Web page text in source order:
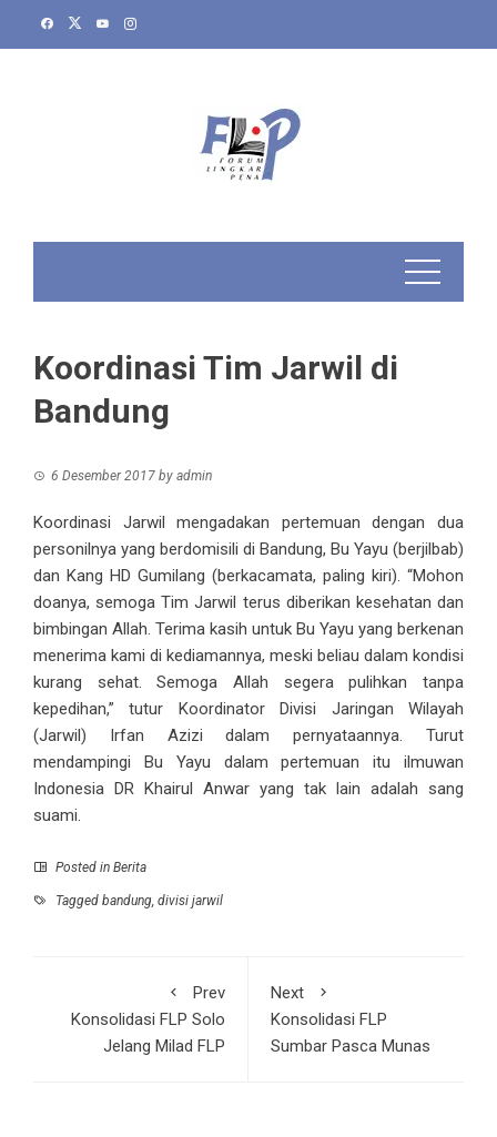
Koordinasi Tim Jarwil di
Bandung
6 Desember 2017 by admin
Koordinasi Jarwil mengadakan pertemuan dengan dua
personilnya yang berdomisili di Bandung, Bu Yayu (berjilbab)
dan Kang HD Gumilang (berkacamata, paling kiri). “Mohon
doanya, semoga Tim Jarwil terus diberikan kesehatan dan
bimbingan Allah. Terima kasih untuk Bu Yayu yang berkenan
menerima kami di kediamannya, meski beliau dalam kondisi
kurang sehat. Semoga Allah segera pulihkan tanpa
kepedihan,” tutur Koordinator Divisi Jaringan Wilayah
(Jarwil) Irfan Azizi dalam pernyataannya. Turut
mendampingi Bu Yayu dalam pertemuan itu ilmuwan
Indonesia DR Khairul Anwar yang tak lain adalah sang
suami.
Posted in Berita
Tagged bandung, divisi jarwil
Prev
Konsolidasi FLP Solo
Jelang Milad FLP
Next
Konsolidasi FLP
Sumbar Pasca Munas